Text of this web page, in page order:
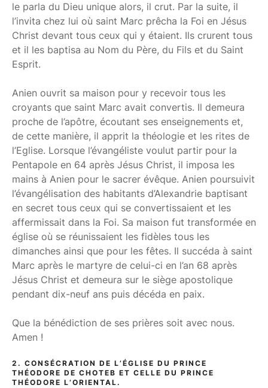
le parla du Dieu unique alors, il crut. Par la suite, il
l’invita chez lui où saint Marc prêcha la Foi en Jésus
Christ devant tous ceux qui y étaient. Ils crurent tous
et il les baptisa au Nom du Père, du Fils et du Saint
Esprit.
Anien ouvrit sa maison pour y recevoir tous les
croyants que saint Marc avait convertis. Il demeura
proche de l’apôtre, écoutant ses enseignements et,
de cette manière, il apprit la théologie et les rites de
l’Eglise. Lorsque l’évangéliste voulut partir pour la
Pentapole en 64 après Jésus Christ, il imposa les
mains à Anien pour le sacrer évêque. Anien poursuivit
l’évangélisation des habitants d’Alexandrie baptisant
en secret tous ceux qui se convertissaient et les
affermissait dans la Foi. Sa maison fut transformée en
église où se réunissaient les fidèles tous les
dimanches ainsi que pour les fêtes. Il succéda à saint
Marc après le martyre de celui-ci en l’an 68 après
Jésus Christ et demeura sur le siège apostolique
pendant dix-neuf ans puis décéda en paix.
Que la bénédiction de ses prières soit avec nous.
Amen !
2. CONSÉCRATION DE L’ÉGLISE DU PRINCE
THÉODORE DE CHOTEB ET CELLE DU PRINCE
THÉODORE L’ORIENTAL.